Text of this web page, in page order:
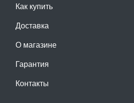
Как купить
Доставка
О магазине
Гарантия
Контакты